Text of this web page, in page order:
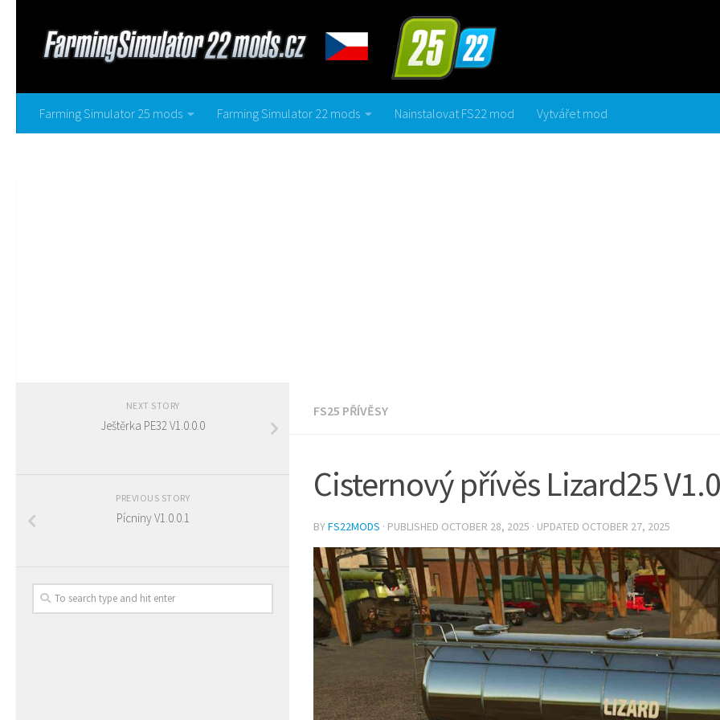
Farming Simulator 25 mods Farming Simulator 22 mods Nainstalovat FS22 mod Vytvářet mod
FS25 PŘÍVĚSY
Cisternový přívěs Lizard25
BYFS22MODS · PUBLISHED OCTOBER 28, 2025 · UPDATED OCTOBER 27, 2025
NEXT STORY
Ještěrka PE32 V1.0.0.0
PREVIOUS STORY
Pícniny V1.0.0.1